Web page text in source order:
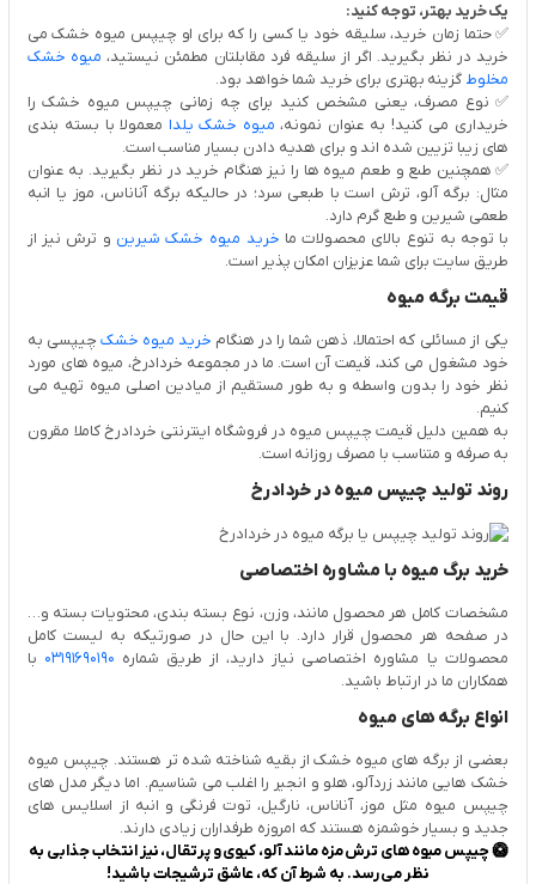
یک خرید بهتر، توجه کنید:
✅ حتما زمان خرید، سلیقه خود یا کسی را که برای او چیپس میوه خشک می
خرید در نظر بگیرید. اگر از سلیقه فرد مقابلتان مطمئن نیستید، میوه خشک
مخلوط گزینه بهتری برای خرید شما خواهد بود.
✅ نوع مصرف، یعنی مشخص کنید برای چه زمانی چیپس میوه خشک را
خریداری می کنید! به عنوان نمونه، میوه خشک یلدا معمولا با بسته بندی
های زیبا تزیین شده اند و برای هدیه دادن بسیار مناسب است.
✅ همچنین طبع و طعم میوه ها را نیز هنگام خرید در نظر بگیرید. به عنوان
مثال: برگه آلو، ترش است با طبعی سرد؛ در حالیکه برگه آناناس، موز یا انبه
طعمی شیرین و طبع گرم دارد.
با توجه به تنوع بالای محصولات ما خرید میوه خشک شیرین و ترش نیز از
طریق سایت برای شما عزیزان امکان پذیر است.
قیمت برگه میوه
یکی از مسائلی که احتمالا، ذهن شما را در هنگام خرید میوه خشک چیپسی به
خود مشغول می کند، قیمت آن است. ما در مجموعه خردادرخ، میوه های مورد
نظر خود را بدون واسطه و به طور مستقیم از میادین اصلی میوه تهیه می
کنیم.
به همین دلیل قیمت چیپس میوه در فروشگاه اینترنتی خردادرخ کاملا مقرون
به صرفه و متناسب با مصرف روزانه است.
روند تولید چیپس میوه در خردادرخ
خرید برگ میوه با مشاوره اختصاصی
مشخصات کامل هر محصول مانند، وزن، نوع بسته بندی، محتویات بسته و…
در صفحه هر محصول قرار دارد. با این حال در صورتیکه به لیست کامل
محصولات یا مشاوره اختصاصی نیاز دارید، از طریق شماره 03191690190 با
همکاران ما در ارتباط باشید.
انواع برگه های میوه
بعضی از برگه های میوه خشک از بقیه شناخته شده تر هستند. چیپس میوه
خشک هایی مانند زردآلو، هلو و انجیر را اغلب می شناسیم. اما دیگر مدل های
چیپس میوه مثل موز، آناناس، نارگیل، توت فرنگی و انبه از اسلایس های
جدید و بسیار خوشمزه هستند که امروزه طرفداران زیادی دارند.
🥝 چیپس میوه های ترش مزه مانند آلو، کیوی و پرتقال، نیز انتخاب جذابی به
نظر می رسد. به شرط آن که، عاشق ترشیجات باشید!